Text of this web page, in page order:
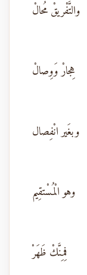
والتَّفْريقْ مُحالْ
هِجارْ وَوِصالْ
وبغَير انْفِصال
وهو الْمُسْتقِيم
فِمِنَّكْ ظَهَرْ